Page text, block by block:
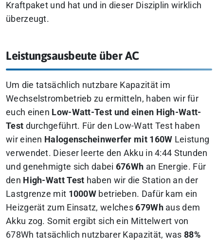
Kraftpaket und hat und in dieser Disziplin wirklich
überzeugt.
Leistungsausbeute über AC
Um die tatsächlich nutzbare Kapazität im
Wechselstrombetrieb zu ermitteln, haben wir für
euch einen Low-Watt-Test und einen High-Watt-
Test durchgeführt. Für den Low-Watt Test haben
wir einen Halogenscheinwerfer mit 160W Leistung
verwendet. Dieser leerte den Akku in 4:44 Stunden
und genehmigte sich dabei 676Wh an Energie. Für
den High-Watt Test haben wir die Station an der
Lastgrenze mit 1000W betrieben. Dafür kam ein
Heizgerät zum Einsatz, welches679Whaus dem
Akku zog. Somit ergibt sich ein Mittelwert von
678Wh tatsächlich nutzbarer Kapazität, was 88%